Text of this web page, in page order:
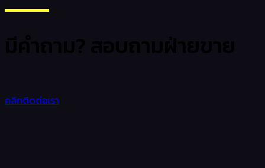
คลิกติดต่อเรา